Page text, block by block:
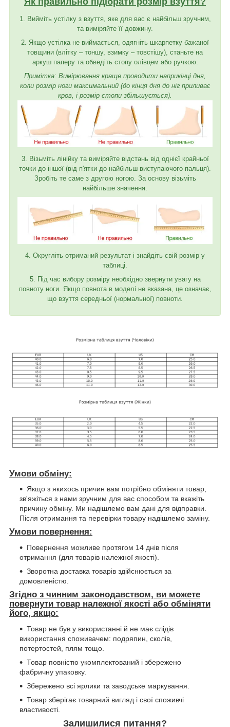
1. Вийміть устілку з взуття, яке для вас є найбільш зручним,
та виміряйте її довжину.
2. Якщо устілка не виймається, одягніть шкарпетку бажаної
товщини (влітку – тоншу, взимку – товстішу), станьте на
аркуш паперу та обведіть стопу олівцем або ручкою.
Примітка: Вимірювання краще проводити наприкінці дня,
коли розмір ноги максимальний (до кінця дня до ніг приливає
кров, і розмір стопи збільшується).
3. Візьміть лінійку та виміряйте відстань від однієї крайньої
точки до іншої (від п'ятки до найбільш виступаючого пальця).
Зробіть те саме з другою ногою. За основу візьміть
найбільше значення.
4. Округліть отриманий результат і знайдіть свій розмір у
таблиці.
5. Під час вибору розміру необхідно звернути увагу на
повноту ноги. Якщо повнота в моделі не вказана, це означає,
що взуття середньої (нормальної) повноти.
Умови обміну:
Якщо з якихось причин вам потрібно обміняти товар,
зв'яжіться з нами зручним для вас способом та вкажіть
причину обміну. Ми надішлемо вам дані для відправки.
Після отримання та перевірки товару надішлемо заміну.
Умови повернення:
Повернення можливе протягом 14 днів після
отримання (для товарів належної якості).
Зворотна доставка товарів здійснюється за
домовленістю.
Згідно з чинним законодавством, ви можете
повернути товар належної якості або обміняти
його, якщо:
Товар не був у використанні й не має слідів
використання споживачем: подряпин, сколів,
потертостей, плям тощо.
Товар повністю укомплектований і збережено
фабричну упаковку.
Збережено всі ярлики та заводське маркування.
Товар зберігає товарний вигляд і свої споживчі
властивості.
Залишилися питання?